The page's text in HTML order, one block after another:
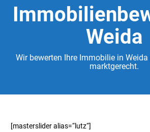
Weida
Wir bewerten Ihre Immobilie in
marktgerecht.
[masterslider alias=“lutz“]